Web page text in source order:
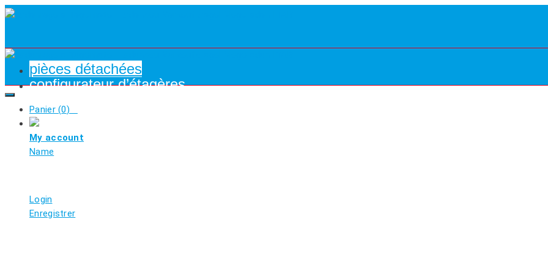
pièces détachées
configurateur d’étagères
Panier (0)
My account
Name
Login
Enregistrer